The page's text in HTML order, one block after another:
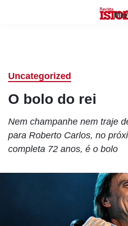
Uncategorized
O bolo do rei
Nem champanhe nem traje
para Roberto Carlos, no
completa 72 anos, é o bolo